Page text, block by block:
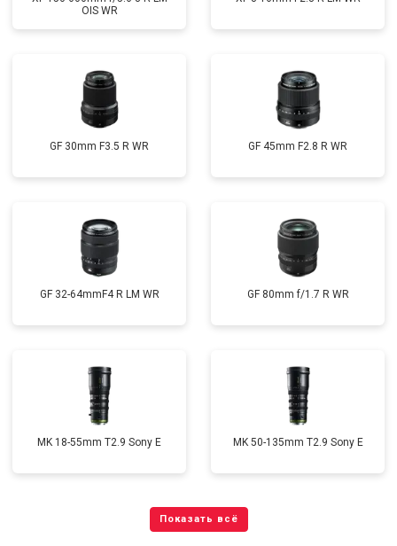
OIS WR
GF 30mm F3.5 R WR GF 45mm F2.8 R WR
GF 32-64mmF4 R LM WR GF 80mm f/1.7 R WR
MK 18-55mm T2.9 Sony E MK 50-135mm T2.9 Sony E